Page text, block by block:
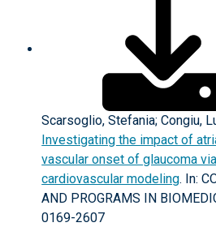
Scarsoglio, Stefania; Congiu,
Investigating the impact of
vascular onset of glaucoma
cardiovascular modeling. In:
AND PROGRAMS IN
0169-2607